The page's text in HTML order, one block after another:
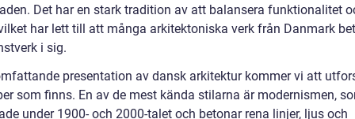
Det har en stark tradition av att balansera funktionalitet
har lett till att många arkitektoniska verk från Danmark
i sig.
presentation av dansk arkitektur kommer vi att
som finns. En av de mest kända stilarna är modernismen,
under 1900- och 2000-talet och betonar rena linjer, ljus och